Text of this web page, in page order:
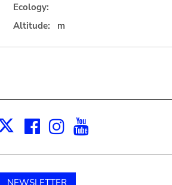
Ecology:
Altitude:
m
X Facebook
Instagram
NEWSLETTER